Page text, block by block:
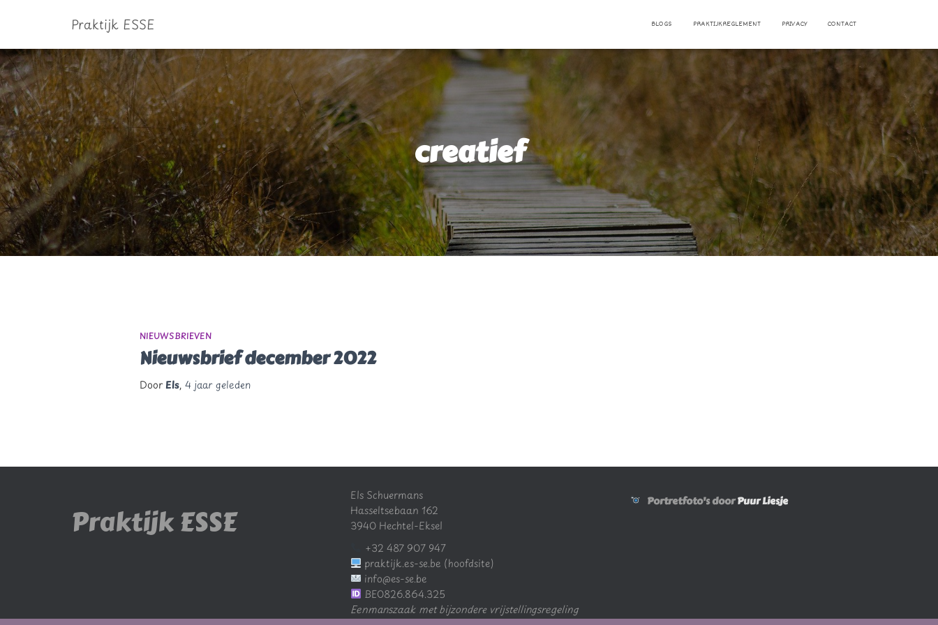
Praktijk ESSE BLOGS PRAKTIJKREGLEMENT PRIVACY CONTACT
creatief
NIEUWSBRIEVEN
Nieuwsbrief december 2022
DoorEls, 4 jaargeleden
Praktijk ESSE
Els Schuermans
Hasseltsebaan 162
3940 Hechtel-Eksel
+32 487 907 947
praktijk.es-se.be (hoofdsite)
info@es-se.be
BE0826.864.325
Eenmanszaak met bijzondere vrijstellingsregeling
Portretfoto's doorPuur Liesje